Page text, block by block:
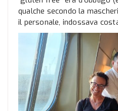
qualche secondo la
il personale, indossava